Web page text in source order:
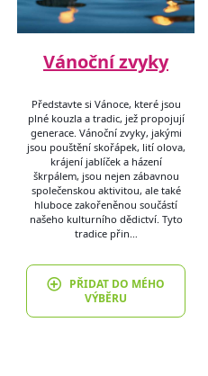
Vánoční zvyky
Představte si Vánoce, které jsou
plné kouzla a tradic, jež propojují
generace. Vánoční zvyky, jakými
jsou pouštění skořápek, lití olova,
krájení jablíček a házení
škrpálem, jsou nejen zábavnou
společenskou aktivitou, ale také
hluboce zakořeněnou součástí
našeho kulturního dědictví. Tyto
tradice přin…
PŘIDAT DO MÉHO
VÝBĚRU